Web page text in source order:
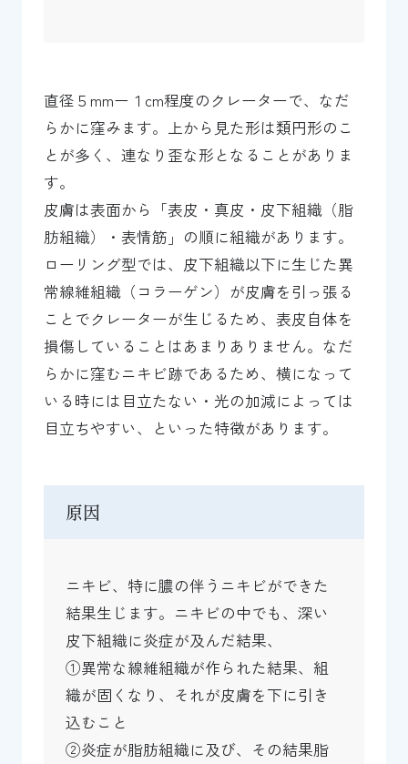
直径５mmー１cm程度のクレーターで、なだ
らかに窪みます。上から見た形は類円形のこ
とが多く、連なり歪な形となることがありま
す。
皮膚は表面から「表皮・真皮・皮下組織（脂
肪組織）・表情筋」の順に組織があります。
ローリング型では、皮下組織以下に生じた異
常線維組織（コラーゲン）が皮膚を引っ張る
ことでクレーターが生じるため、表皮自体を
損傷していることはあまりありません。なだ
らかに窪むニキビ跡であるため、横になって
いる時には目立たない・光の加減によっては
目立ちやすい、といった特徴があります。
原因
ニキビ、特に膿の伴うニキビができた
結果生じます。ニキビの中でも、深い
皮下組織に炎症が及んだ結果、
①異常な線維組織が作られた結果、組
織が固くなり、それが皮膚を下に引き
込むこと
②炎症が脂肪組織に及び、その結果脂